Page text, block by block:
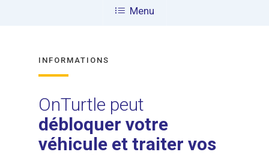
Menu
INFORMATIONS
OnTurtle peut
débloquer votre
véhicule et traiter vos